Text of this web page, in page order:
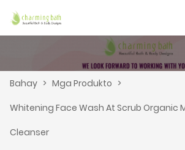
Bahay > Mga Produkto >
Whitening Face Wash At Scrub Organic
Cleanser